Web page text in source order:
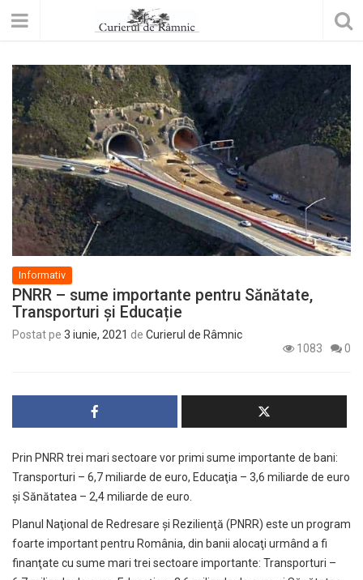
Informativ
PNRR – sume importante pentru Sănătate,
Transporturi și Educație
Postat pe 3 iunie, 2021 de Curierul de Râmnic
1083
0
Prin PNRR trei mari sectoare vor primi sume importante de bani:
Transporturi – 6,7 miliarde de euro, Educaţia – 3,6 miliarde de euro
şi Sănătatea – 2,4 miliarde de euro.
Planul Naţional de Redresare şi Rezilienţă (PNRR) este un program
foarte important pentru România, din banii alocaţi urmând a fi
finanţate cu sume mari trei sectoare importante: Transporturi –